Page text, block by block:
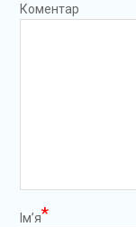
Коментар
Ім’я*